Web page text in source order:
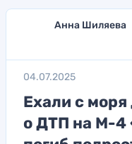
Анна Шиляева
04.07.2025
Ехали с моря
о ДТП на М-4